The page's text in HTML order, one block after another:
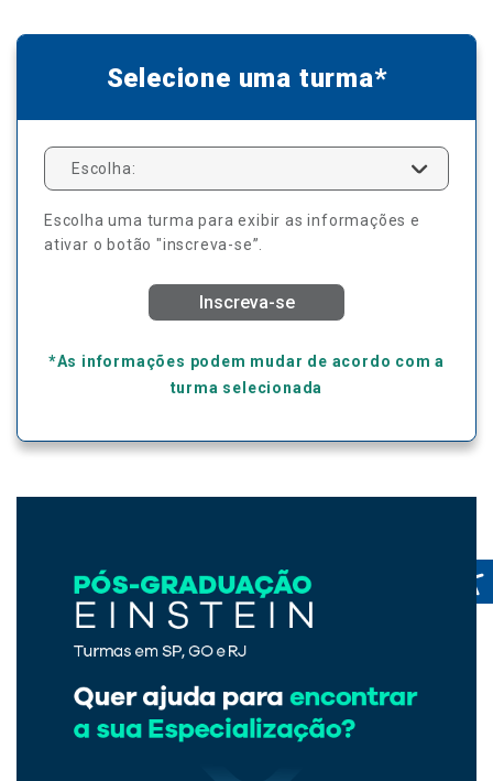
Selecione uma turma*
Escolha:
Escolha uma turma para exibir as informações e
ativar o botão "inscreva-se”.
Inscreva-se
*As informações podem mudar de acordo com a
turma selecionada